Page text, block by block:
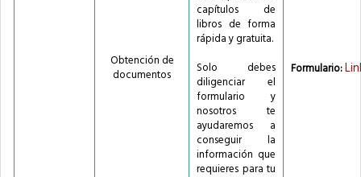
Obtención de
documentos
capítulos de
libros de forma
rápida y gratuita.
Solo debes
diligenciar el
formulario y
nosotros te
ayudaremos a
conseguir la
información que
requieres para tu
Formulario: